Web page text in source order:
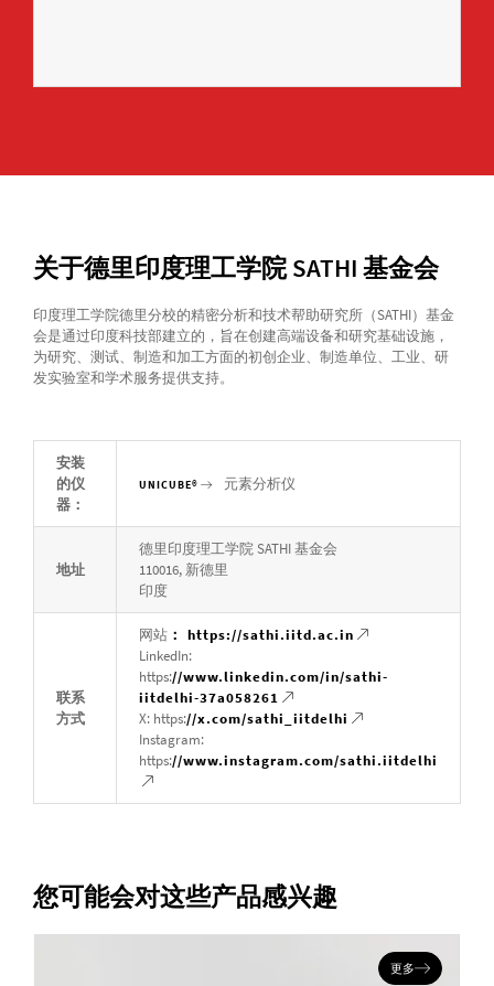
关于德里印度理工学院 SATHI 基金会
印度理工学院德里分校的精密分析和技术帮助研究所（SATHI）基金
会是通过印度科技部建立的，旨在创建高端设备和研究基础设施，
为研究、测试、制造和加工方面的初创企业、制造单位、工业、研
发实验室和学术服务提供支持。
安装
的仪
器：
UNICUBE® 元素分析仪
地址
德里印度理工学院 SATHI 基金会
110016, 新德里
印度
联系
方式
网站： https://sathi.iitd.ac.in
LinkedIn:
https://www.linkedin.com/in/sathi-
iitdelhi-37a058261
X: https://x.com/sathi_iitdelhi
Instagram:
https://www.instagram.com/sathi.iitdelhi
您可能会对这些产品感兴趣
更多